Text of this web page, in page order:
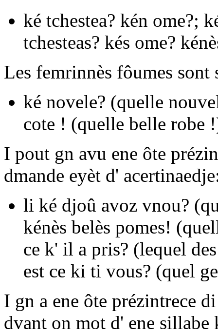
ké tchestea? kén ome?;
tchesteas? kés ome?
Les femrinnès fôumes
ké novele? (quelle
cote ! (quelle belle robe
I pout gn avu ene ôte
dmande eyèt d'
li ké djoû avoz vnou?
kénès belès pomes!
ce k' il a pris? (lequel
est ce ki ti vous? (quel
I gn a ene ôte prézintrece
dvant on mot d' ene